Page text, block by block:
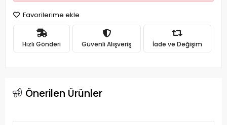
Favorilerime ekle
Hızlı Gönderi Güvenli Alışveriş İade ve Değişim
Önerilen Ürünler